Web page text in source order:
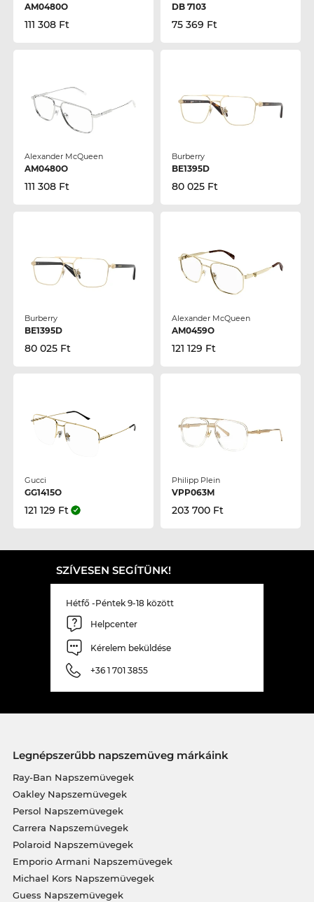
AM0480O
111 308 Ft
DB 7103
75 369 Ft
Alexander McQueen
AM0480O
111 308 Ft
Burberry
BE1395D
80 025 Ft
Burberry
BE1395D
80 025 Ft
Alexander McQueen
AM0459O
121 129 Ft
Gucci
GG1415O
121 129 Ft
Philipp Plein
VPP063M
203 700 Ft
SZÍVESEN SEGÍTÜNK!
Hétfő -Péntek 9-18 között
Helpcenter
Kérelem beküldése
+36 1 701 3855
Legnépszerűbb napszemüveg márkáink
Ray-Ban Napszemüvegek
Oakley Napszemüvegek
Persol Napszemüvegek
Carrera Napszemüvegek
Polaroid Napszemüvegek
Emporio Armani Napszemüvegek
Michael Kors Napszemüvegek
Guess Napszemüvegek